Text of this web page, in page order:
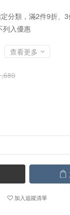
分類，滿2件9折、
列入優惠
查看更多
加入追蹤清單